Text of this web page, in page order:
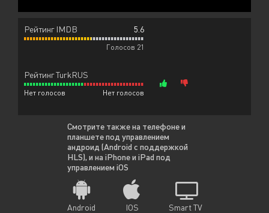
Рейтинг IMDB 5.6
Голосов 21
Рейтинг TurkRUS
Нет голосов Нет голосов
Смотрите также на телефоне и
планшете под управлением
андроид (Android с поддержкой
HLS), и на iPhone и iPad под
управлением iOS
Android IOS Smart TV